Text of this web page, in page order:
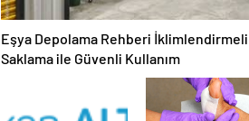
Eşya Depolama Rehberi İklimlendirmeli
Saklama ile Güvenli Kullanım